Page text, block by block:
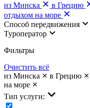
из Минска
в Грецию
отдыхом на море
Cпособ передвижения
Туроператор
Фильтры
Очистить всё
из Минска
в Грецию
на море
Тип услуги: